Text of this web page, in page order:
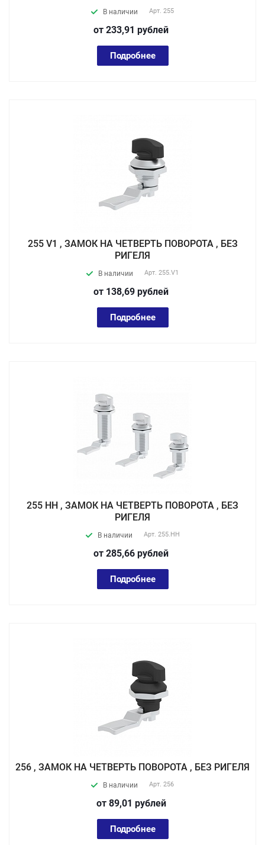
В наличии Арт. 255
от 233,91 рублей
Подробнее
255 V1 , ЗАМОК НА ЧЕТВЕРТЬ ПОВОРОТА , БЕЗ
РИГЕЛЯ
В наличии Арт. 255.V1
от 138,69 рублей
Подробнее
255 НН , ЗАМОК НА ЧЕТВЕРТЬ ПОВОРОТА , БЕЗ
РИГЕЛЯ
В наличии Арт. 255.HH
от 285,66 рублей
Подробнее
256 , ЗАМОК НА ЧЕТВЕРТЬ ПОВОРОТА , БЕЗ РИГЕЛЯ
В наличии Арт. 256
от 89,01 рублей
Подробнее